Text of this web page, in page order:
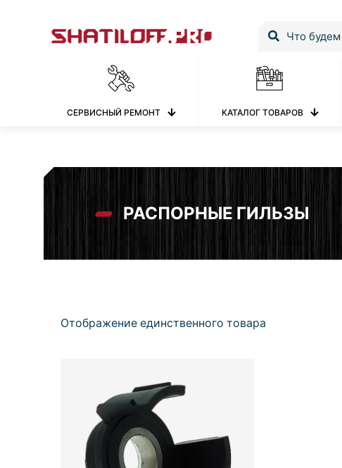
СЕРВИСНЫЙ РЕМОНТ КАТАЛОГ ТОВАРОВ
РАСПОРНЫЕ ГИЛЬЗЫ
Отображение единственного товара